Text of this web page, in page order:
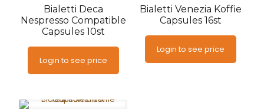
Bialetti Deca
Nespresso Compatible
Capsules 10st
Login to see price
Bialetti Venezia Koffie
Capsules 16st
Login to see price